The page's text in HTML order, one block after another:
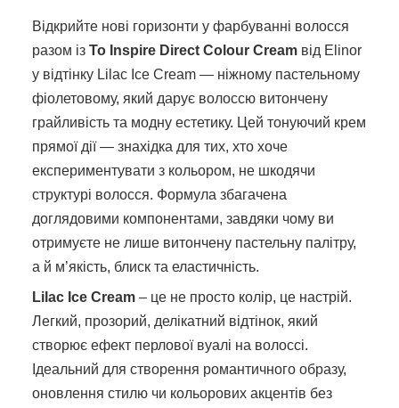
Відкрийте нові горизонти у фарбуванні волосся
разом із To Inspire Direct Colour Cream від Elinor
у відтінку Lilac Ice Cream — ніжному пастельному
фіолетовому, який дарує волоссю витончену
грайливість та модну естетику. Цей тонуючий крем
прямої дії — знахідка для тих, хто хоче
експериментувати з кольором, не шкодячи
структурі волосся. Формула збагачена
доглядовими компонентами, завдяки чому ви
отримуєте не лише витончену пастельну палітру,
а й м’якість, блиск та еластичність.
Lilac Ice Cream – це не просто колір, це настрій.
Легкий, прозорий, делікатний відтінок, який
створює ефект перлової вуалі на волоссі.
Ідеальний для створення романтичного образу,
оновлення стилю чи кольорових акцентів без